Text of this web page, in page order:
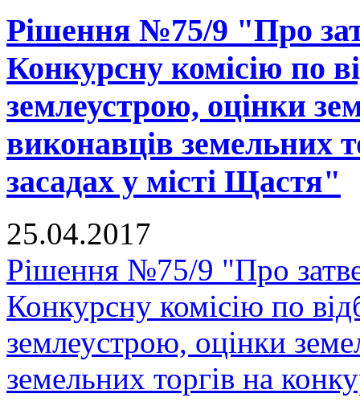
Рішення №75/9 "Про
Конкурсну комісію по
землеустрою, оцінки
виконавців земельних
засадах у місті Щастя"
25.04.2017
Рішення №75/9 "Про
Конкурсну комісію по
землеустрою, оцінки
земельних торгів на